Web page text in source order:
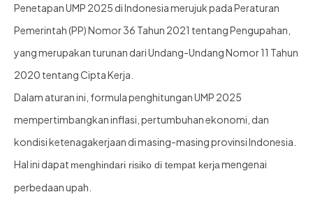
Penetapan UMP 2025 di Indonesia merujuk pada Peraturan
Pemerintah (PP) Nomor 36 Tahun 2021 tentang Pengupahan,
yang merupakan turunan dari Undang-Undang Nomor 11 Tahun
2020 tentang Cipta Kerja.
Dalam aturan ini, formula penghitungan UMP 2025
mempertimbangkan inflasi, pertumbuhan ekonomi, dan
kondisi ketenagakerjaan di masing-masing provinsi Indonesia.
Hal ini dapat menghindari risiko di tempat kerjamengenai
perbedaan upah.